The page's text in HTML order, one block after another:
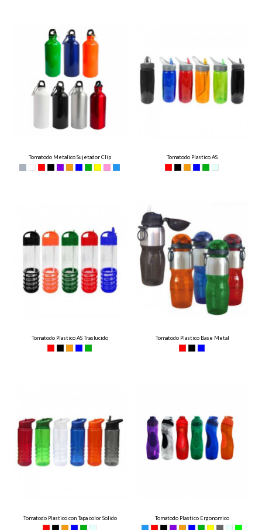
Tomatodo Metalico Sujetador Clip Tomatodo Plastico AS
Tomatodo Plastico AS Traslucido Tomatodo Plastico Base Metal
Tomatodo Plastico con Tapa color Solido Tomatodo Plastico Ergonomico